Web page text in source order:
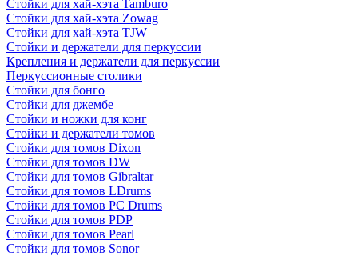
Стойки для хай-хэта Tamburo
Стойки для хай-хэта Zowag
Стойки для хай-хэта TJW
Стойки и держатели для перкуссии
Крепления и держатели для перкуссии
Перкуссионные столики
Стойки для бонго
Стойки для джембе
Стойки и ножки для конг
Стойки и держатели томов
Стойки для томов Dixon
Стойки для томов DW
Стойки для томов Gibraltar
Стойки для томов LDrums
Стойки для томов PC Drums
Стойки для томов PDP
Стойки для томов Pearl
Стойки для томов Sonor